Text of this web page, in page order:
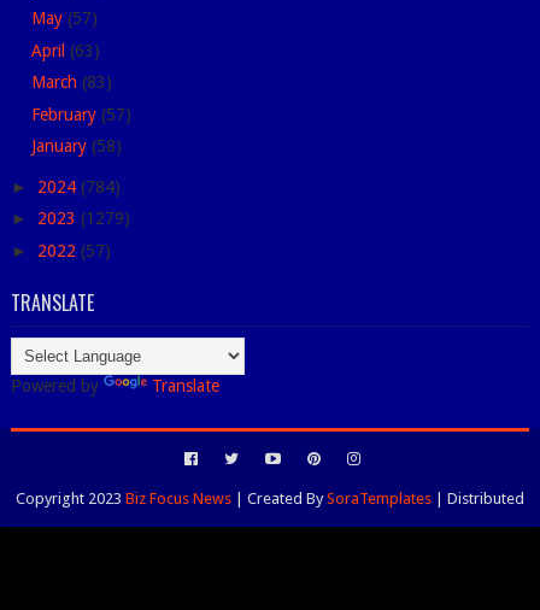
May (57)
April (63)
March (83)
February (57)
January (58)
► 2024 (784)
► 2023 (1279)
► 2022 (57)
TRANSLATE
Powered by Translate
Copyright 2023 Biz Focus News| Created BySoraTemplates| Distributed